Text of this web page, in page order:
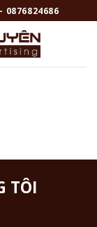
0876824686
TÔI